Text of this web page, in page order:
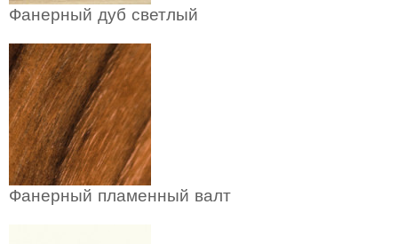
Фанерный дуб светлый
Фанерный пламенный валт